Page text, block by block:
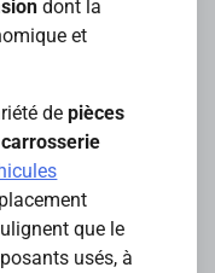
dont la
et
depièces
carrosserie
que le
usés, à